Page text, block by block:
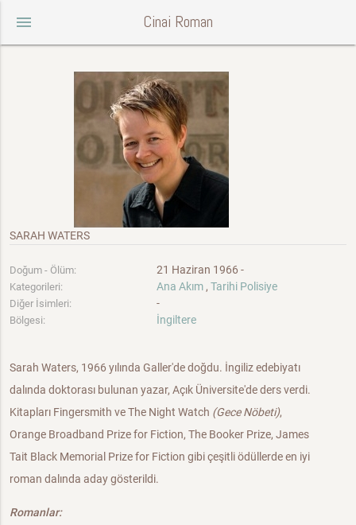
menu Cinai Roman
SARAH WATERS
Doğum - Ölüm: 21 Haziran 1966 -
Kategorileri: Ana Akım ,Tarihi Polisiye
Diğer İsimleri: -
Bölgesi: İngiltere
Sarah Waters, 1966 yılında Galler'de doğdu. İngiliz edebiyatı
dalında doktorası bulunan yazar, Açık Üniversite'de ders verdi.
Kitapları Fingersmith ve The Night Watch (Gece Nöbeti),
Orange Broadband Prize for Fiction, The Booker Prize, James
Tait Black Memorial Prize for Fiction gibi çeşitli ödüllerde en iyi
roman dalında aday gösterildi.
Romanlar: